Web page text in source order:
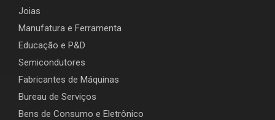
Joias
Manufatura e Ferramenta
Educação e P&D
Semicondutores
Fabricantes de Máquinas
Bureau de Serviços
Bens de Consumo e Eletrônico